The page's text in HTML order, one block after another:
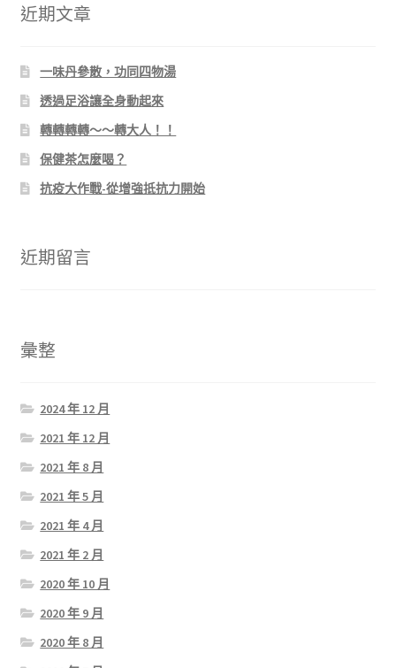
字:
近期文章
一味丹參散，功同四物湯
透過足浴讓全身動起來
轉轉轉轉～～轉大人！！
保健茶怎麼喝？
抗疫大作戰-從增強抵抗力開始
近期留言
彙整
2024 年 12 月
2021 年 12 月
2021 年 8 月
2021 年 5 月
2021 年 4 月
2021 年 2 月
2020 年 10 月
2020 年 9 月
2020 年 8 月